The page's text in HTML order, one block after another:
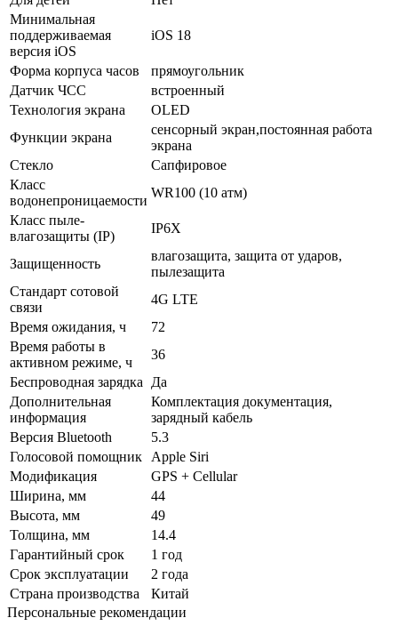
Минимальная
поддерживаемая
версия iOS
iOS 18
Форма корпуса часов
прямоугольник
Датчик ЧСС
встроенный
Технология экрана
OLED
Функции экрана
сенсорный экран,постоянная работа
экрана
Стекло
Сапфировое
Класс
водонепроницаемости
WR100 (10 атм)
Класс пыле-
влагозащиты (IP)
IP6X
Защищенность
влагозащита, защита от ударов,
пылезащита
Стандарт сотовой
связи
4G LTE
Время ожидания, ч
72
Время работы в
активном режиме, ч
36
Беспроводная зарядка
Да
Дополнительная
информация
Комплектация документация,
зарядный кабель
Версия Bluetooth
5.3
Голосовой помощник
Apple Siri
Модификация
GPS + Cellular
Ширина, мм
44
Высота, мм
49
Толщина, мм
14.4
Гарантийный срок
1 год
Срок эксплуатации
2 года
Страна производства
Китай
Персональные рекомендации